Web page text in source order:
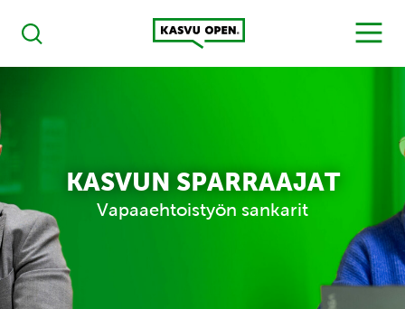
Haku
Kasvu Open
MENU
KASVUN SPARRAAJAT
Vapaaehtoistyön sankarit